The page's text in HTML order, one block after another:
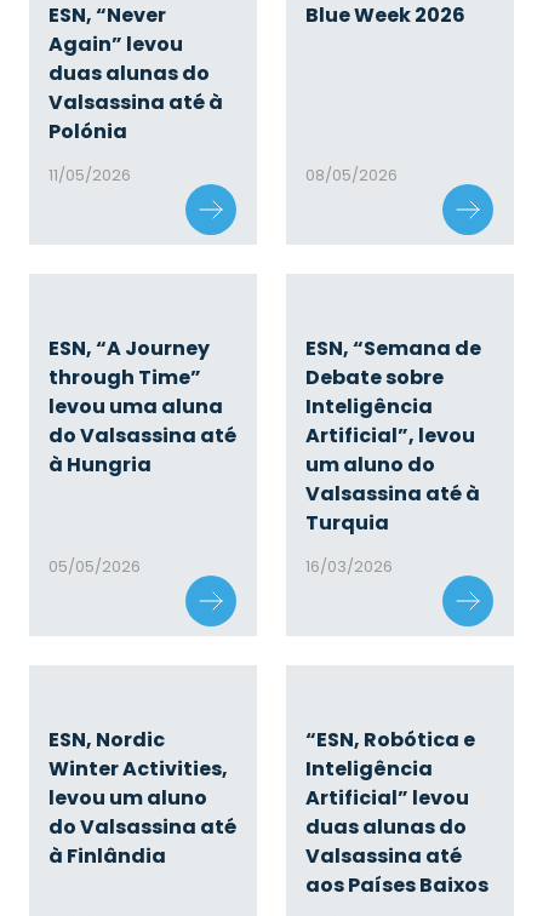
ESN, “Never
Again” levou
duas alunas do
Valsassina até à
Polónia
11/05/2026
Blue Week 2026
08/05/2026
ESN, “A Journey
through Time”
levou uma aluna
do Valsassina até
à Hungria
05/05/2026
ESN, “Semana de
Debate sobre
Inteligência
Artificial”, levou
um aluno do
Valsassina até à
Turquia
16/03/2026
ESN, Nordic
Winter Activities,
levou um aluno
do Valsassina até
à Finlândia
“ESN, Robótica e
Inteligência
Artificial” levou
duas alunas do
Valsassina até
aos Países Baixos